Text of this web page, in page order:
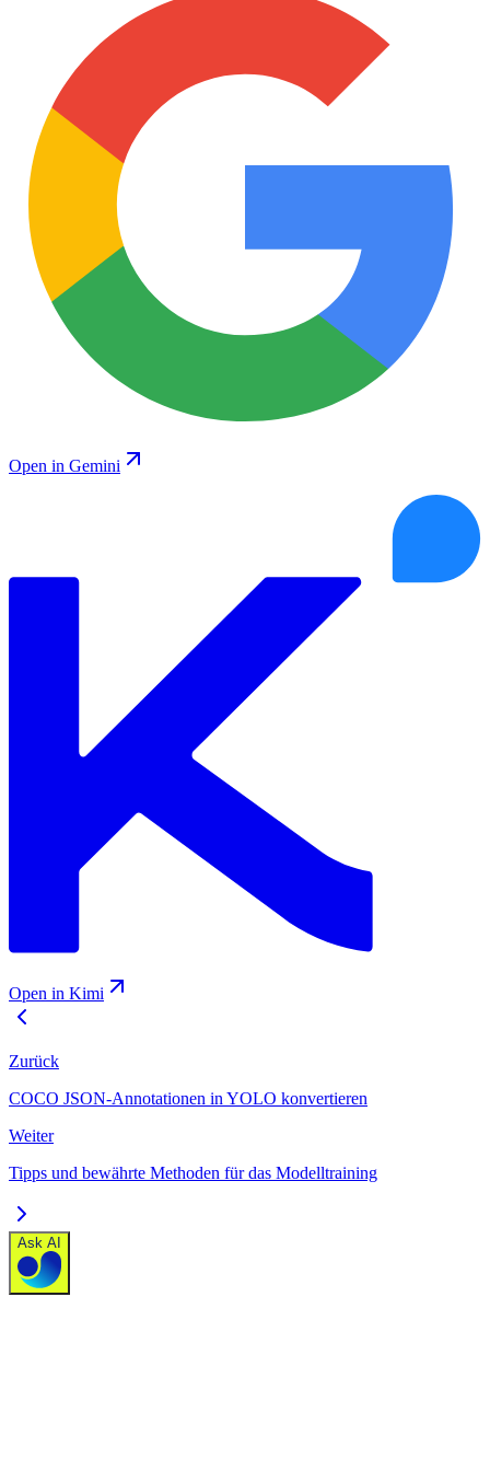
Open in Gemini
Open in Kimi
Zurück
COCO JSON-Annotationen in YOLO konvertieren
Weiter
Tipps und bewährte Methoden für das Modelltraining
Ask AI